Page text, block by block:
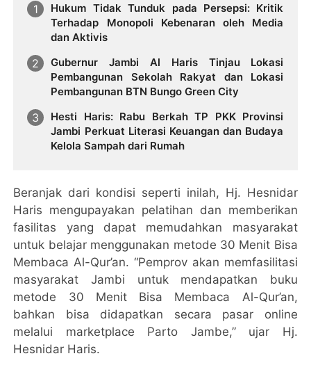
Hukum Tidak Tunduk pada Persepsi: Kritik
Terhadap Monopoli Kebenaran oleh Media
dan Aktivis
Gubernur Jambi Al Haris Tinjau Lokasi
Pembangunan Sekolah Rakyat dan Lokasi
Pembangunan BTN Bungo Green City
Hesti Haris: Rabu Berkah TP PKK Provinsi
Jambi Perkuat Literasi Keuangan dan Budaya
Kelola Sampah dari Rumah
Beranjak dari kondisi seperti inilah, Hj. Hesnidar
Haris mengupayakan pelatihan dan memberikan
fasilitas yang dapat memudahkan masyarakat
untuk belajar menggunakan metode 30 Menit Bisa
Membaca Al-Qur’an. “Pemprov akan memfasilitasi
masyarakat Jambi untuk mendapatkan buku
metode 30 Menit Bisa Membaca Al-Qur’an,
bahkan bisa didapatkan secara pasar online
melalui marketplace Parto Jambe,” ujar Hj.
Hesnidar Haris.